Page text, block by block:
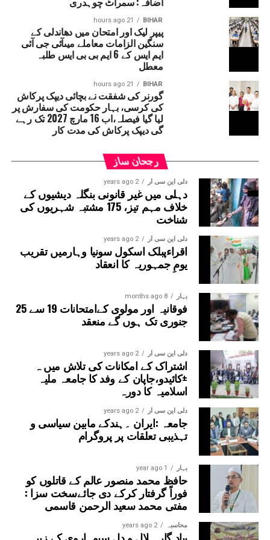
مارچ 2027 تک رہے گی۔قابل ذکر ہے کہ حال ہی میں سپریم
کورٹ نے بہار حکومت سے یہ واضح کرنے کو کہا تھا کہ ’’دیپک
پرکاش کسی ایوان کے رکن نہ ہونے کے باوجود وزیر کے عہدے
پر کیسے فائز ہیں۔‘‘ دراصل آئین کے مطابق اگر کوئی شخص
وزیر بنتا ہے تو 6 مہینے کے اندر اس کا اسمبلی یا
قانون ساز کونسل کا رکن بننا لازمی ہے۔ ایسا نہ
ہونے پر متعلقہ شخص کو وزارتی عہدہ چھوڑنا پڑ
BIHAR
21 hours ago
پیپر لیک اور امتحان میں دھاندلی کے
سنگین الزامات معاملے میںآئی جی آئی
ایم ایس کے 6 ایم بی بی ایس طلبہ
معطل
BIHAR
21 hours ago
گورنر کی شفقت نے بچائی دیپک پرکاش
کی کرسی، بہار حکومت کی سفارش پر
لیا گیا فیصلہ،اب 16 مارچ 2027 تک رہے
گی دیپک پرکاش کی مدت کار
رجحان ساز
دلی این سی آر 2 years ago
دہلی میں غیر قانونی بنگلہ دیشیوں کے
خلاف مہم تیز، 175 مشتبہ شہریوں کی
شناخت
دلی این سی آر 2 years ago
اقراءپبلک اسکول سونیا وہارمیں تقریب
یومِ جمہوریہ کا انعقاد
بہار 8 months ago
فوقانیہ اور مولوی کےامتحانات 19 سے 25
جنوری تک ہوں گے منعقد
دلی این سی آر 2 years ago
اشتراک کے امکانات کی تلاش میں ہ
±کائیدو،جاپان کے وفد کا جامعہ ملیہ
اسلامیہ کا دورہ
دلی این سی آر 2 years ago
جامعہ :ایران ۔ہندکے مابین سیاسی و
تہذیبی تعلقات پر پروگرام
بہار 1 year ago
حافظ محمد منصور عالم کے قاتلوں کو
فوراً گرفتار کرکے دی جائےسخت سزا :
مفتی محمد سعید الرحمن قاسمی
محاسبہ 2 years ago